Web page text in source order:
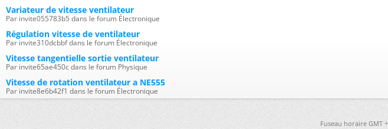
Variateur de vitesse ventilateur
Par invite055783b5 dans le forum Électronique
Régulation vitesse de ventilateur
Par invite310dcbbf dans le forum Électronique
Vitesse tangentielle sortie ventilateur
Par invite65ae450c dans le forum Physique
Vitesse de rotation ventilateur a NE555
Par invite8e6b42f1 dans le forum Électronique
Fuseau horaire GMT